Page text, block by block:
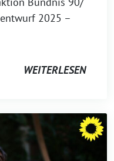
2025 –
WEITERLESEN